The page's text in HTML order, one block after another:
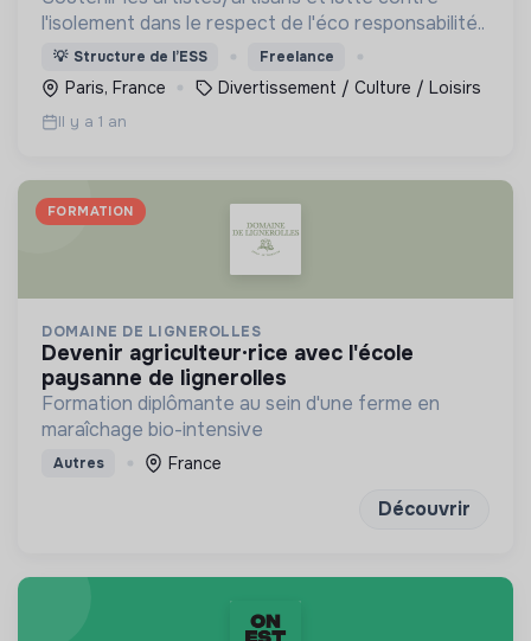
l'isolement dans le respect de l'éco responsabilité..
💡 Structure de l’ESS Freelance
Paris, France Divertissement / Culture / Loisirs
Il y a 1 an
FORMATION
DOMAINE DE LIGNEROLLES
devenir agriculteur·rice avec l'école
paysanne de lignerolles
Formation diplômante au sein d'une ferme en
maraîchage bio-intensive
Autres France
Découvrir